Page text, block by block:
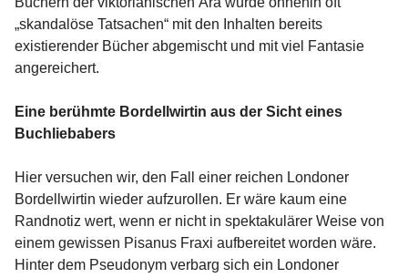
„skandalöse Tatsachen“ mit den Inhalten bereits
existierender Bücher abgemischt und mit viel Fantasie
angereichert.
Eine berühmte Bordellwirtin aus der Sicht eines
Buchliebabers
Hier versuchen wir, den Fall einer reichen Londoner
Bordellwirtin wieder aufzurollen. Er wäre kaum eine
Randnotiz wert, wenn er nicht in spektakulärer Weise von
einem gewissen Pisanus Fraxi aufbereitet worden wäre.
Hinter dem Pseudonym verbarg sich ein Londoner